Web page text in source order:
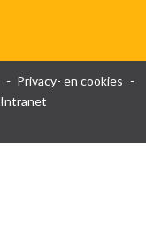
Privacy- en cookies
Intranet